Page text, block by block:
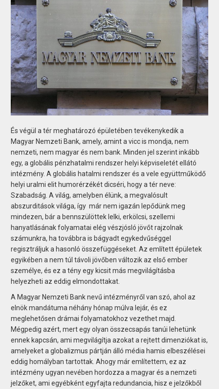
És végül a tér meghatározó épületében tevékenykedik a
Magyar Nemzeti Bank, amely, amint a vicc is mondja, nem
nemzeti, nem magyar és nem bank. Minden jel szerint inkább
egy, a globális pénzhatalmi rendszer helyi képviseletét ellátó
intézmény. A globális hatalmi rendszer és a vele együttműködő
helyi uralmi elit humorérzékét dicséri, hogy a tér neve:
Szabadság. A világ, amelyben élünk, a megvalósult
abszurditások világa, így már nem igazán lepődünk meg
mindezen, bár a bennszülöttek lelki, erkölcsi, szellemi
hanyatlásának folyamatai elég vészjósló jövőt rajzolnak
számunkra, ha továbbra is bágyadt egykedvűséggel
regisztráljuk a hasonló összefüggéseket. Az említett épületek
egyikében a nem túl távoli jövőben változik az első ember
személye, és ez a tény egy kicsit más megvilágításba
helyezheti az eddig elmondottakat.
A Magyar Nemzeti Bank nevű intézményről van szó, ahol az
elnök mandátuma néhány hónap múlva lejár, és ez
meglehetősen drámai folyamatokhoz vezethet majd.
Mégpedig azért, mert egy olyan összecsapás tanúi lehetünk
ennek kapcsán, ami megvilágítja azokat a rejtett dimenziókat is,
amelyeket a globalizmus pártján álló média hamis elbeszélései
eddig homályban tartottak. Ahogy már említettem, ez az
intézmény ugyan nevében hordozza a magyar és a nemzeti
jelzőket, ami egyébként egyfajta redundancia, hisz e jelzőkből